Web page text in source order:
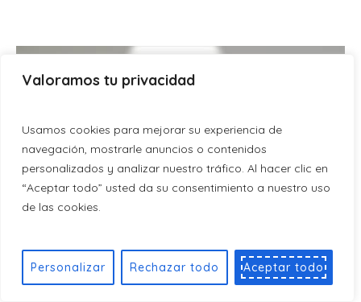
Valoramos tu privacidad
Usamos cookies para mejorar su experiencia de
navegación, mostrarle anuncios o contenidos
personalizados y analizar nuestro tráfico. Al hacer clic en
“Aceptar todo” usted da su consentimiento a nuestro uso
de las cookies.
Personalizar Rechazar todo Aceptar todo